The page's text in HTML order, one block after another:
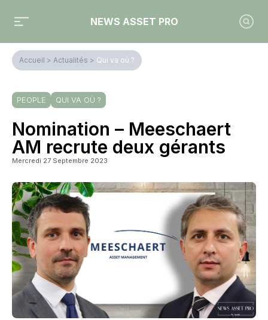
NEWS ASSET PRO
Accueil > Actualités > Qui va où ?
PEOPLE QUI VA OÙ ?
Nomination – Meeschaert
AM recrute deux gérants
Mercredi 27 Septembre 2023